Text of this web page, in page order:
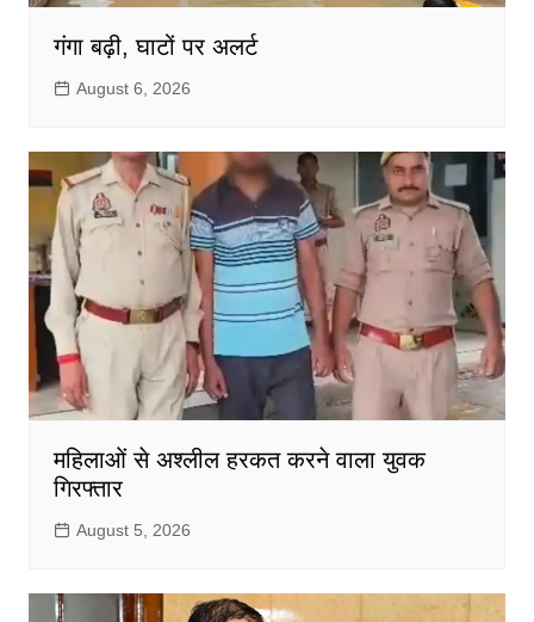
गंगा बढ़ी, घाटों पर अलर्ट
August 6, 2026
महिलाओं से अश्लील हरकत करने वाला युवक
गिरफ्तार
August 5, 2026